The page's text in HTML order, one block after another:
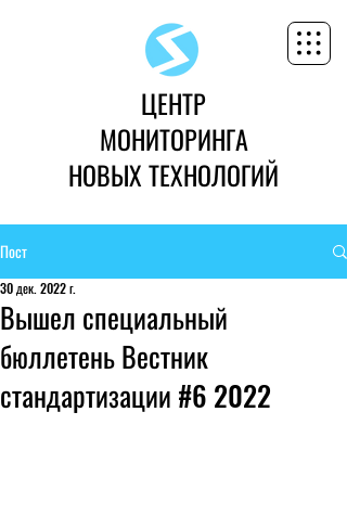
ЦЕНТР
МОНИТОРИНГА
НОВЫХ ТЕХНОЛОГИЙ
Пост
Вышел специальный
бюллетень Вестник
стандартизации #6 2022
30 дек. 2022 г.